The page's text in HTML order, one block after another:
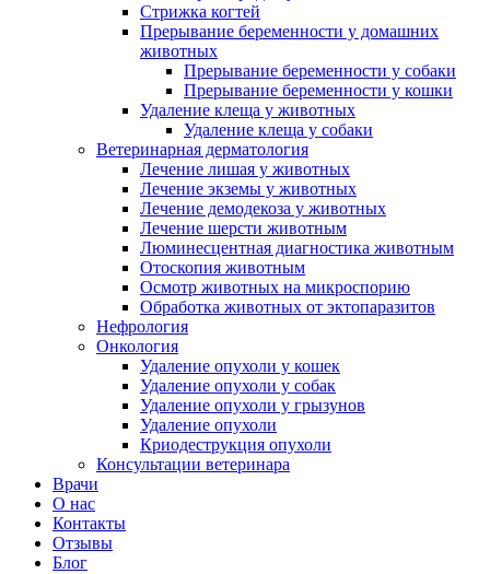
Стрижка когтей
Прерывание беременности у домашних
животных
Прерывание беременности у собаки
Прерывание беременности у кошки
Удаление клеща у животных
Удаление клеща у собаки
Ветеринарная дерматология
Лечение лишая у животных
Лечение экземы у животных
Лечение демодекоза у животных
Лечение шерсти животным
Люминесцентная диагностика животным
Отоскопия животным
Осмотр животных на микроспорию
Обработка животных от эктопаразитов
Нефрология
Онкология
Удаление опухоли у кошек
Удаление опухоли у собак
Удаление опухоли у грызунов
Удаление опухоли
Криодеструкция опухоли
Консультации ветеринара
Врачи
О нас
Контакты
Отзывы
Блог